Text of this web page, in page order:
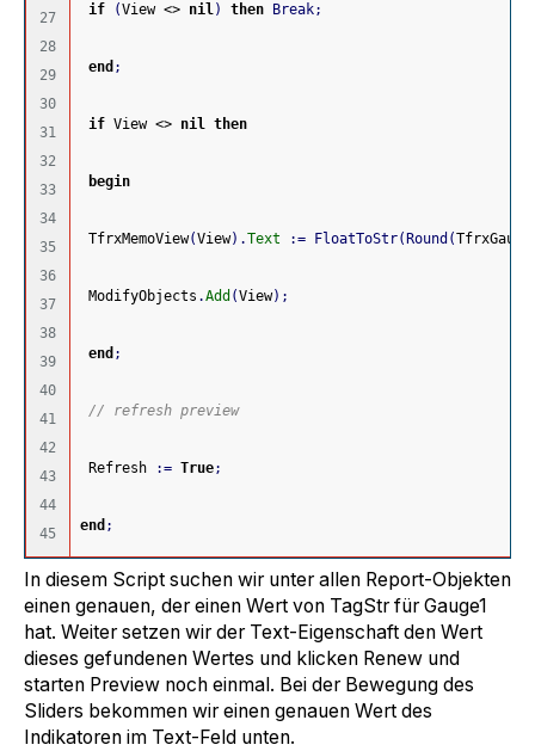
27
28
29
30
31
32
33
34
35
36
37
38
39
40
41
42
43
44
if (View <> nil) then Break;
end ;
if View <> nil then
begin
TfrxMemoView(View) .Text := FloatToStr( Round (
ModifyObjects .Add (View) ;
end ;
// refresh preview
Refresh := True;
end ;
In diesem Script suchen wir unter allen Report-Objekten
einen genauen, der einen Wert von TagStr für Gauge1
hat. Weiter setzen wir der Text-Eigenschaft den Wert
dieses gefundenen Wertes und klicken Renew und
starten Preview noch einmal. Bei der Bewegung des
Sliders bekommen wir einen genauen Wert des
Indikatoren im Text-Feld unten.